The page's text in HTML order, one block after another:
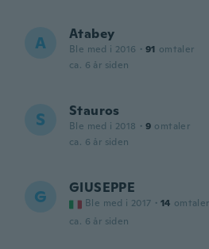
A Atabey
Ble med i 2016 · 91 omtaler
ca. 6 år siden
S Stauros
Ble med i 2018 · 9 omtaler
ca. 6 år siden
G GIUSEPPE
Ble med i 2017 · 14 omtaler
ca. 6 år siden